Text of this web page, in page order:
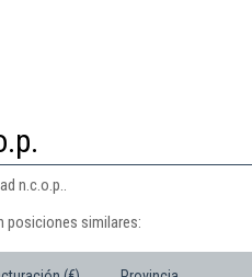
n.c.o.p..
posiciones similares: